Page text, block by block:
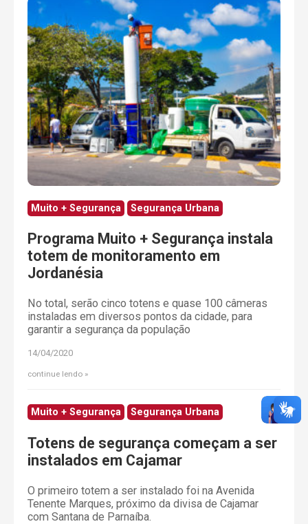
Muito + Segurança Segurança Urbana
Programa Muito + Segurança instala
totem de monitoramento em
Jordanésia
No total, serão cinco totens e quase 100 câmeras
instaladas em diversos pontos da cidade, para
garantir a segurança da população
14/04/2020
continue lendo
Muito + Segurança Segurança Urbana
Totens de segurança começam a ser
instalados em Cajamar
O primeiro totem a ser instalado foi na Avenida
Tenente Marques, próximo da divisa de Cajamar
com Santana de Parnaíba.